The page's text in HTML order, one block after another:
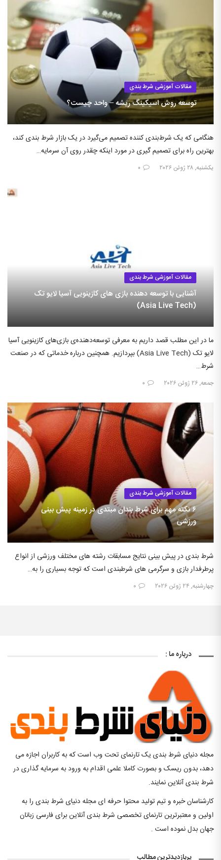
مقالات آموزشی شرط بندی
توسعه روش اسیکینگ ریشه – واحد چیست؟
هنگامی که یک شرط‌بندی کننده تصمیم می‌گیرد در یک بازار شرط بندی کند،
بهترین راه برای تصمیم گیری در مورد اینکه چقدر روی آن سرمایه…
یکشنبه, ۲۸ ژوئن ۲۰۲۶ ۰
مقالات آموزشی شرط بندی
آشنایی با توسعه دهنده بازی های کازینویی آسیا لایو تک
(Asia Live Tech)
ما در این مطلب قصد داریم به معرفی توسعه‌دهنده‌ی بازی‌های کازینویی آسیا
لایو تک (Asia Live Tech) بپردازیم. همچنین درباره خدماتی که در صنعت
شرط…
جمعه, ۲۶ ژوئن ۲۰۲۶ ۰
مقالات آموزشی شرط بندی
۶ نکته مهم برای شرط بندان مبتدی در زمینه پیش بینی
ورزشی
شرط بندی در پیش بینی نتایج مسابقات رشته های مختلف ورزشی از انواع
پرطرفدار بازی و سرگرمی های شرطبندی است که توجه بسیاری را به…
چهارشنبه, ۲۴ ژوئن ۲۰۲۶ ۰
درباره ما :
مجله دنیای شرط بندی یک تارنمای تحت وب است که به کاربران اجازه می
دهد، بدون ریسک و بصورت کاملا علمی اقدام به ورود به سرمایه گذاری در
شرط بندی آنلاین نمایند.
کارشناسان خبره و تیم تولید محتوا حرفه ای مجله دنیای شرط بندی را به
اولین و معتبرترین تارنمای تخصصی شرط بندی آنلاین برای فارسی زبانان
جهان بدل نموده است .